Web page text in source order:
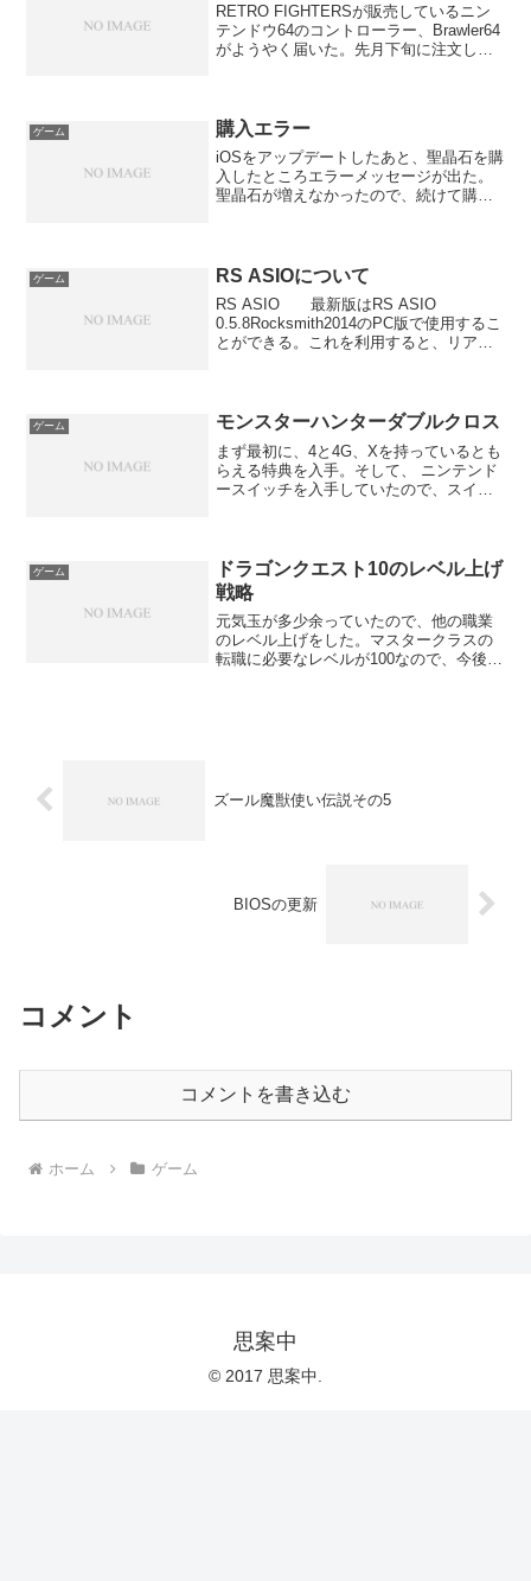
RETRO FIGHTERSが販売しているニン
テンドウ64のコントローラー、Brawler64
がようやく届いた。先月下旬に注文した
ゲーム 購入エラー
iOSをアップデートしたあと、聖晶石を購
入したところエラーメッセージが出た。
聖晶石が増えなかったので、続けて購入
象が確認されてい...
ゲーム RS ASIOについて
RS ASIO 最新版はRS ASIO
0.5.8Rocksmith2014のPC版で使用するこ
とができる。これを利用すると、リアル
ゲーム モンスターハンターダブルクロス
まず最初に、4と4G、Xを持っているとも
らえる特典を入手。そして、 ニンテンド
ースイッチを入手していたので、スイッ
金アイテムなどで...
ゲーム
ドラゴンクエスト10のレベル上げ
戦略
元気玉が多少余っていたので、他の職業
のレベル上げをした。マスタークラスの
転職に必要なレベルが100なので、今後新
ズール魔獣使い伝説その5
BIOSの更新
コメント
コメントを書き込む
ホーム ゲーム
思案中
© 2017 思案中.